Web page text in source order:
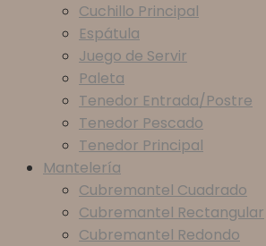
Cuchillo Principal
Espátula
Juego de Servir
Paleta
Tenedor Entrada/Postre
Tenedor Pescado
Tenedor Principal
Mantelería
Cubremantel Cuadrado
Cubremantel Rectangular
Cubremantel Redondo